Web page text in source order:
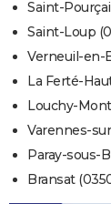
Saint-
Saint-Loup
Verneuil-en-
La Ferté-
Louchy-
Varennes-
Paray-sous-
Bransat